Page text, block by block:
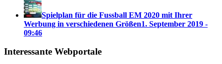
Spielplan für die Fussball EM 2020 mit Ihrer
Werbung in verschiedenen Größen1. September 2019 -
09:46
Interessante Webportale